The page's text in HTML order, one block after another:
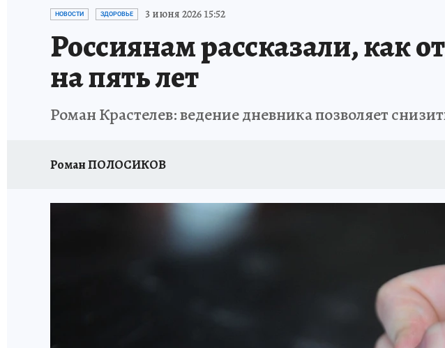
ИСПЫТАНО НА СЕБЕ
НОВОСТИ ЗДОРОВЬЕ 3 июня 2026 15:52
Россиянам рассказали, как
на пять лет
Роман Крастелев: ведение дневника позволяет
Роман ПОЛОСИКОВ